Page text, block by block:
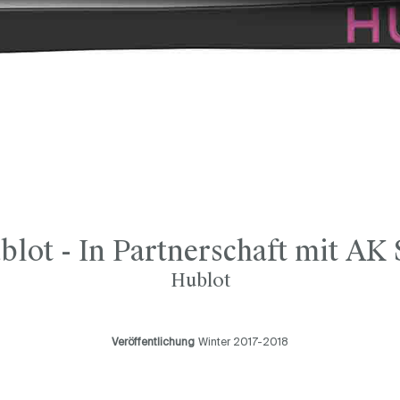
- In Partnerschaft mit AK
Hublot
Veröffentlichung Winter 2017-2018